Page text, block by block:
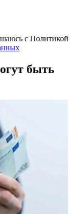
с Политикой
быть